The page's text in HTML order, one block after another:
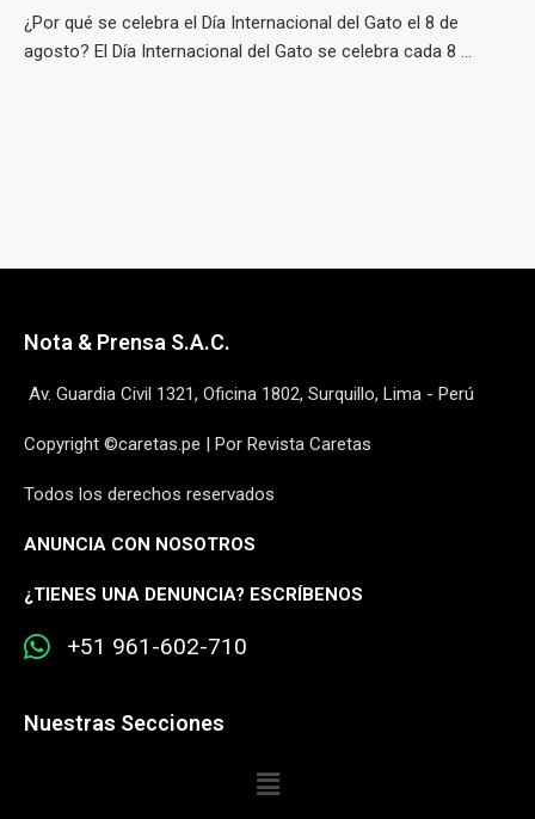
¿Por qué se celebra el Día Internacional del Gato el 8 de
agosto? El Día Internacional del Gato se celebra cada 8 ...
Nota & Prensa S.A.C.
Av. Guardia Civil 1321, Oficina 1802, Surquillo, Lima - Perú
Copyright ©caretas.pe | Por Revista Caretas
Todos los derechos reservados
ANUNCIA CON NOSOTROS
¿TIENES UNA DENUNCIA? ESCRÍBENOS
+51 961-602-710
Nuestras Secciones